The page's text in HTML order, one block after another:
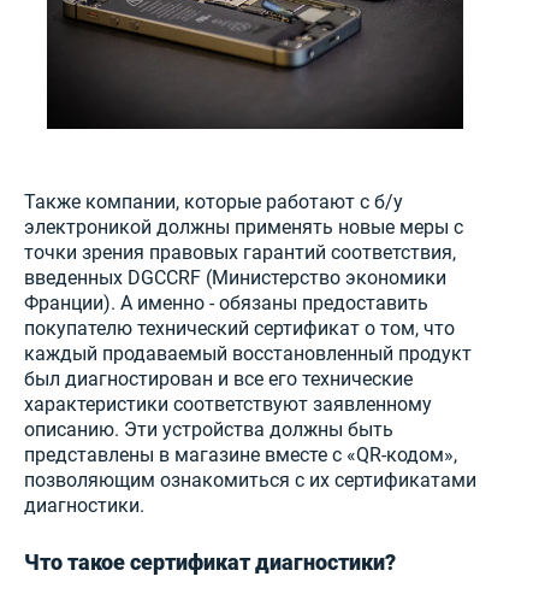
Также компании, которые работают с б/у
электроникой должны применять новые меры с
точки зрения правовых гарантий соответствия,
введенных DGCCRF (Министерство экономики
Франции). А именно - обязаны предоставить
покупателю технический сертификат о том, что
каждый продаваемый восстановленный продукт
был диагностирован и все его технические
характеристики соответствуют заявленному
описанию. Эти устройства должны быть
представлены в магазине вместе с «QR-кодом»,
позволяющим ознакомиться с их сертификатами
диагностики.
Что такое сертификат диагностики?